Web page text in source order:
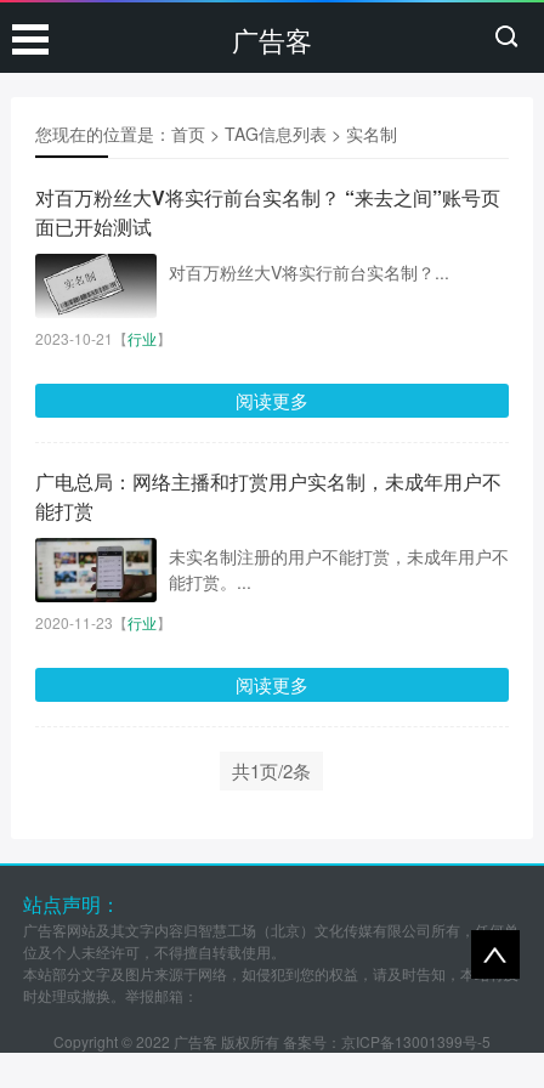
广告客
您现在的位置是： 首页> TAG信息列表 > 实名制
对百万粉丝大V将实行前台实名制？ “来去之间”账号页
面已开始测试
对百万粉丝大V将实行前台实名制？...
2023-10-21 【行业】
阅读更多
广电总局：网络主播和打赏用户实名制，未成年用户不
能打赏
未实名制注册的用户不能打赏，未成年用户不
能打赏。...
2020-11-23 【行业】
阅读更多
共1页/2条
站点声明：
广告客网站及其文字内容归智慧工场（北京）文化传媒有限公司所有，任何单
位及个人未经许可，不得擅自转载使用。
本站部分文字及图片来源于网络，如侵犯到您的权益，请及时告知，本站将及
时处理或撤换。举报邮箱：
Copyright © 2022 广告客 版权所有 备案号： 京ICP备13001399号-5